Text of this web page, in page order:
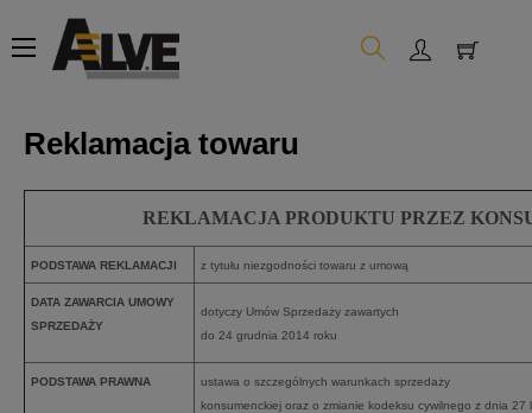
Toggle
navigation
☰
Reklamacja towaru
REKLAMACJA PRODUKTU PRZEZ
PODSTAWA REKLAMACJI z tytułu niezgodności towaru z umową
DATA ZAWARCIA UMOWY
SPRZEDAŻY
dotyczy Umów Sprzedaży zawartych
do 24 grudnia 2014 roku
PODSTAWA PRAWNA
ustawa o szczególnych warunkach sprzedaży
konsumenckiej oraz o zmianie kodeksu cywilnego z dnia 27